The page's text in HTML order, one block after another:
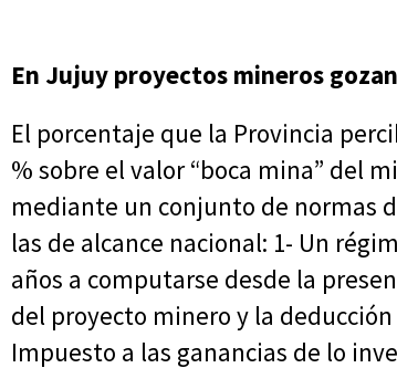
En Jujuy proyectos mineros
El porcentaje que la Provincia
% sobre el valor “boca mina” del
mediante un conjunto de normas
las de alcance nacional: 1- Un
años a computarse desde la
del proyecto minero y la
Impuesto a las ganancias de lo